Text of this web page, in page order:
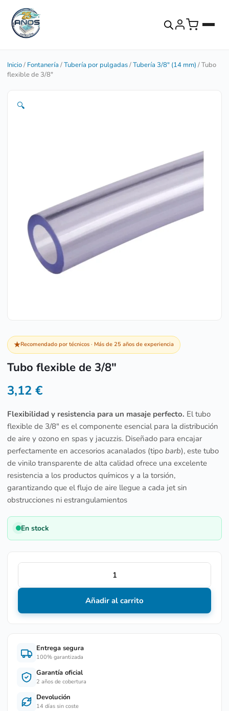
Inicio/ Fontanería /Tubería por pulgadas/Tubería 3/8" (14 mm) / Tubo
flexible de 3/8″
🔍
★Recomendado por técnicos · Más de 25 años de experiencia
Tubo flexible de 3/8″
3,12 €
Flexibilidad y resistencia para un masaje perfecto. El tubo
flexible de 3/8″ es el componente esencial para la distribución
de aire y ozono en spas y jacuzzis. Diseñado para encajar
perfectamente en accesorios acanalados (tipo barb), este tubo
de vinilo transparente de alta calidad ofrece una excelente
resistencia a los productos químicos y a la torsión,
garantizando que el flujo de aire llegue a cada jet sin
obstrucciones ni estrangulamientos
En stock
Añadir al carrito
Entrega segura
100% garantizada
Garantía oficial
2 años de cobertura
Devolución
14 días sin coste